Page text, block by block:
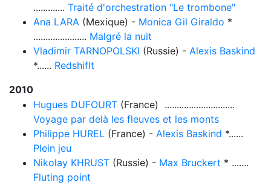
............. Traité d'orchestration "Le trombone"
Ana LARA (Mexique) - Monica Gil Giraldo *
...................... Malgré la nuit
Vladimir TARNOPOLSKI (Russie) - Alexis Baskind
*...... Redshiflt
2010
Hugues DUFOURT (France) .............................
Voyage par delà les fleuves et les monts
Philippe HUREL (France) - Alexis Baskind *......
Plein jeu
Nikolay KHRUST (Russie) - Max Bruckert * .......
Fluting point